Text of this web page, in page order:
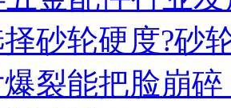
砂轮硬度?砂
裂能把脸崩